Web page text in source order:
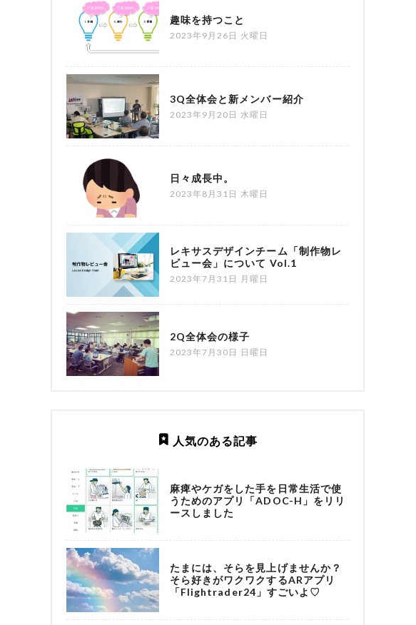
趣味を持つこと
2023年9月26日 火曜日
3Q全体会と新メンバー紹介
2023年9月20日 水曜日
日々成長中。
2023年8月31日 木曜日
レキサスデザインチーム「制作物レ
ビュー会」について Vol.1
2023年7月31日 月曜日
2Q全体会の様子
2023年7月30日 日曜日
人気のある記事
麻痺やケガをした手を日常生活で使
うためのアプリ「ADOC-H」をリリ
ースしました
たまには、そらを見上げませんか？
そら好きがワクワクするARアプリ
「Flightrader24」すごいよ♡